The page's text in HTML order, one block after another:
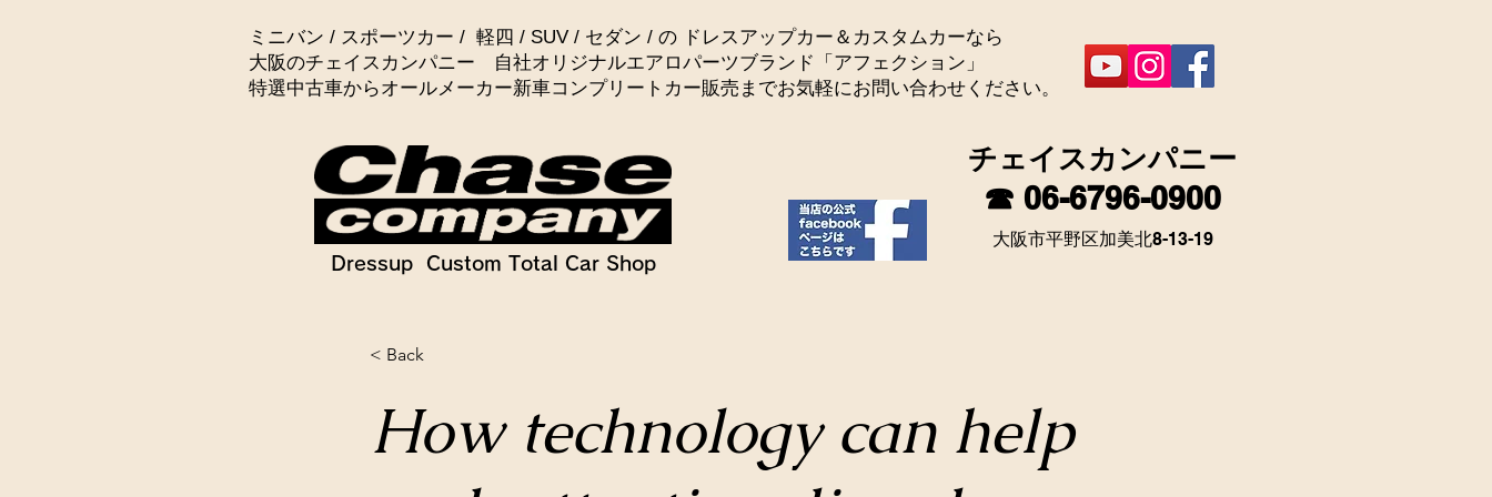
ミニバン / スポーツカー / 軽四 / SUV / セダン / の ドレスアップカー＆カスタムカーなら
大阪のチェイスカンパニー 自社オリジナルエアロパーツブランド「アフェクション」
特選中古車からオールメーカー新車コンプリートカー販売までお気軽にお問い合わせください。
Dressup Custom Total Car Shop
チェイスカンパニー
☎ 06-6796-0900
大阪市平野区加美北8-13-19
< Back
How technology can help